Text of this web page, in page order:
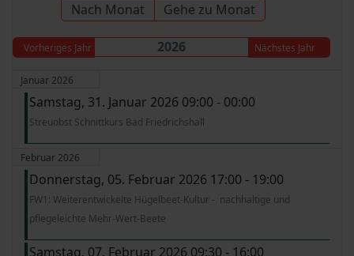
Nach Monat Gehe zu Monat
Vorheriges Jahr 2026 Nächstes Jahr
Januar 2026
Samstag, 31. Januar 2026 09:00 - 00:00
Streuobst Schnittkurs Bad Friedrichshall
Februar 2026
Donnerstag, 05. Februar 2026 17:00 - 19:00
FW1: Weiterentwickelte Hügelbeet-Kultur - nachhaltige und
pflegeleichte Mehr-Wert-Beete
Samstag, 07. Februar 2026 09:30 - 16:00